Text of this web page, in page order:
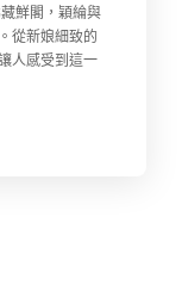
鮮閣，穎綸與
從新娘細致的
人感受到這一